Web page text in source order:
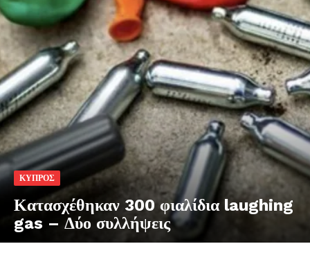
ΚΥΠΡΟΣ
Κατασχέθηκαν 300 φιαλίδια laughing
gas – Δύο συλλήψεις